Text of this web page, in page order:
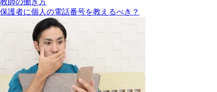
教師の働き方
保護者に個人の電話番号を教えるべき？